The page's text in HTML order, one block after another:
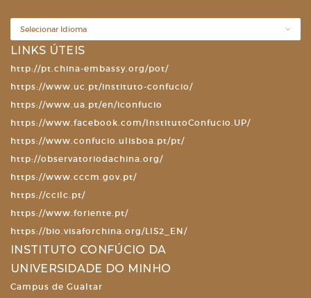
LINKS ÚTEIS
http://pt.china-embassy.org/pot/
https://www.uc.pt/instituto-confucio/
https://www.ua.pt/en/iconfucio
https://www.facebook.com/InstitutoConfucio.UP/
https://www.confucio.ulisboa.pt/pt/
http://observatoriodachina.org/
https://www.cccm.gov.pt/
https://ccilc.pt/
https://www.foriente.pt/
https://bio.visaforchina.org/LIS2_EN/
INSTITUTO CONFÚCIO DA
UNIVERSIDADE DO MINHO
Campus de Gualtar